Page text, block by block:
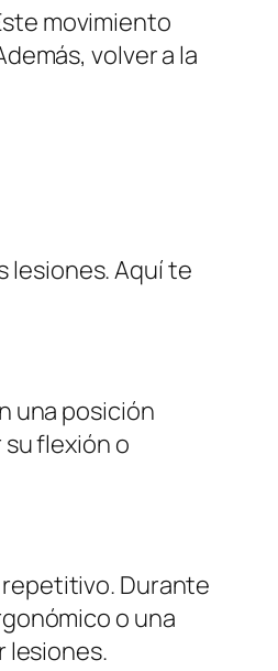
movimiento
volver a la
lesiones. Aquí te
una posición
flexión o
repetitivo. Durante
o una
lesiones.